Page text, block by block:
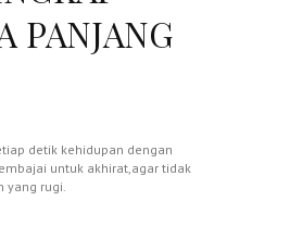
PANJANG
detik kehidupan dengan
untuk akhirat,agar tidak
yang rugi.